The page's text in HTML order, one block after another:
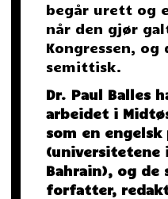
begår urett og
når den gjør
Kongressen,
semittisk.
Dr. Paul Balles
arbeidet i
som en engelsk
(universitetene
Bahrain), og de
forfatter,